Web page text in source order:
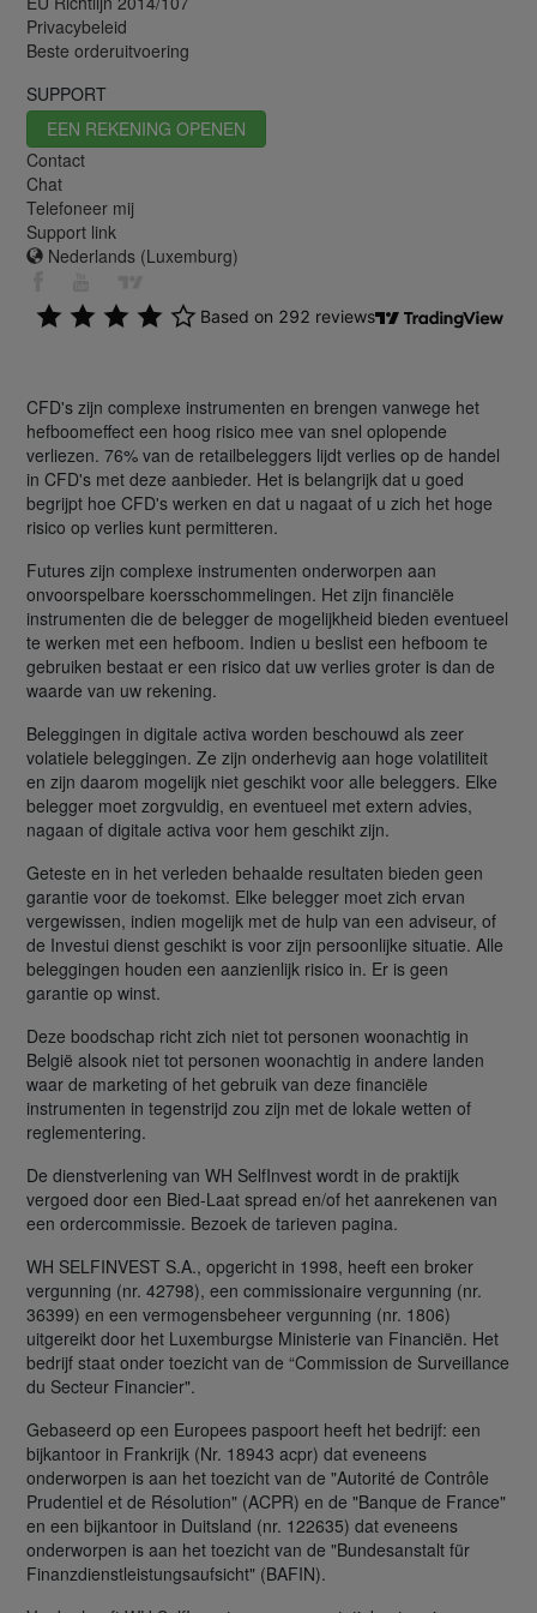
Privacybeleid
Beste orderuitvoering
SUPPORT
EEN REKENING OPENEN
Contact
Chat
Telefoneer mij
Support link
Nederlands (Luxemburg)
CFD's zijn complexe instrumenten en brengen vanwege het
hefboomeffect een hoog risico mee van snel oplopende
verliezen. 76% van de retailbeleggers lijdt verlies op de handel
in CFD's met deze aanbieder. Het is belangrijk dat u goed
begrijpt hoe CFD's werken en dat u nagaat of u zich het hoge
risico op verlies kunt permitteren.
Futures zijn complexe instrumenten onderworpen aan
onvoorspelbare koersschommelingen. Het zijn financiële
instrumenten die de belegger de mogelijkheid bieden eventueel
te werken met een hefboom. Indien u beslist een hefboom te
gebruiken bestaat er een risico dat uw verlies groter is dan de
waarde van uw rekening.
Beleggingen in digitale activa worden beschouwd als zeer
volatiele beleggingen. Ze zijn onderhevig aan hoge volatiliteit
en zijn daarom mogelijk niet geschikt voor alle beleggers. Elke
belegger moet zorgvuldig, en eventueel met extern advies,
nagaan of digitale activa voor hem geschikt zijn.
Geteste en in het verleden behaalde resultaten bieden geen
garantie voor de toekomst. Elke belegger moet zich ervan
vergewissen, indien mogelijk met de hulp van een adviseur, of
de Investui dienst geschikt is voor zijn persoonlijke situatie. Alle
beleggingen houden een aanzienlijk risico in. Er is geen
garantie op winst.
Deze boodschap richt zich niet tot personen woonachtig in
België alsook niet tot personen woonachtig in andere landen
waar de marketing of het gebruik van deze financiële
instrumenten in tegenstrijd zou zijn met de lokale wetten of
reglementering.
De dienstverlening van WH SelfInvest wordt in de praktijk
vergoed door een Bied-Laat spread en/of het aanrekenen van
een ordercommissie. Bezoek de tarieven pagina.
WH SELFINVEST S.A., opgericht in 1998, heeft een broker
vergunning (nr. 42798), een commissionaire vergunning (nr.
36399) en een vermogensbeheer vergunning (nr. 1806)
uitgereikt door het Luxemburgse Ministerie van Financiën. Het
bedrijf staat onder toezicht van de “Commission de Surveillance
du Secteur Financier".
Gebaseerd op een Europees paspoort heeft het bedrijf: een
bijkantoor in Frankrijk (Nr. 18943 acpr) dat eveneens
onderworpen is aan het toezicht van de "Autorité de Contrôle
Prudentiel et de Résolution" (ACPR) en de "Banque de France"
en een bijkantoor in Duitsland (nr. 122635) dat eveneens
onderworpen is aan het toezicht van de "Bundesanstalt für
Finanzdienstleistungsaufsicht" (BAFIN).